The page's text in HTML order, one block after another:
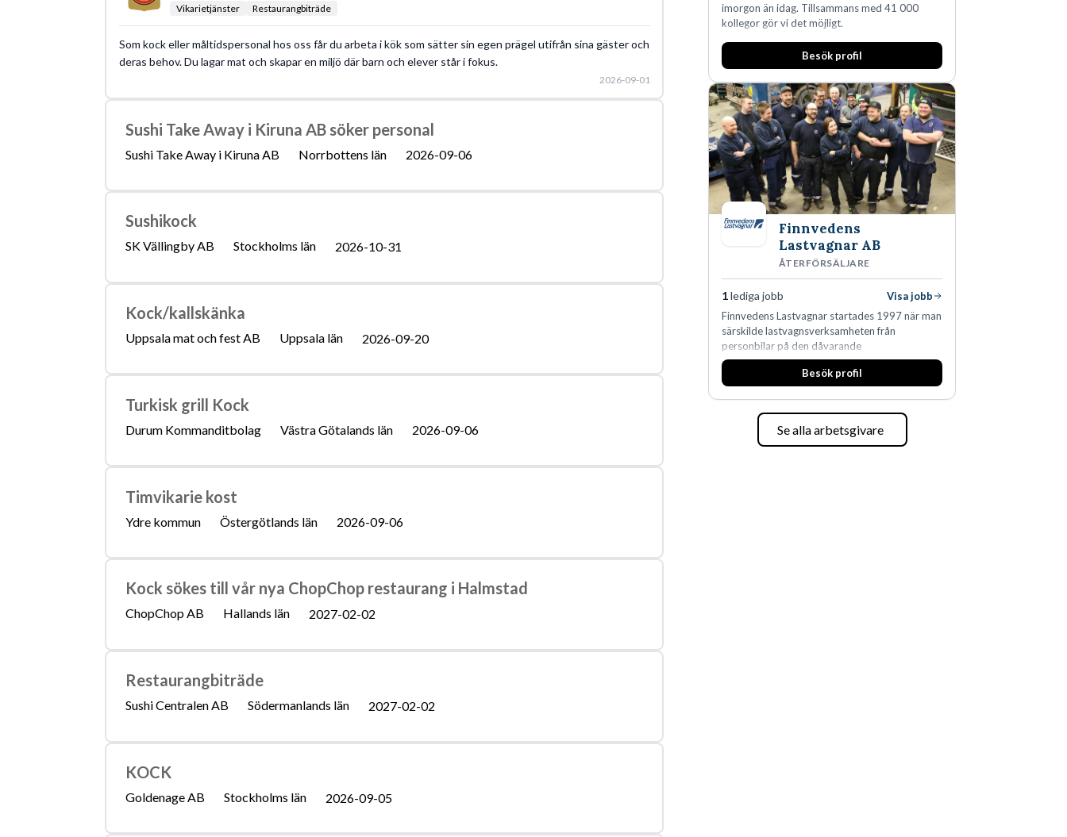
Vikarietjänster Restaurangbiträde
Som kock eller måltidspersonal hos oss får du arbeta i kök som sätter sin egen prägel utifrån sina gäster och
deras behov. Du lagar mat och skapar en miljö där barn och elever står i fokus.
2026-09-01
Sushi Take Away i Kiruna AB söker personal
Sushi Take Away i Kiruna AB Norrbottens län 2026-09-06
Sushikock
SK Vällingby AB Stockholms län 2026-10-31
Kock/kallskänka
Uppsala mat och fest AB Uppsala län 2026-09-20
Turkisk grill Kock
Durum Kommanditbolag Västra Götalands län 2026-09-06
Timvikarie kost
Ydre kommun Östergötlands län 2026-09-06
Kock sökes till vår nya ChopChop restaurang i Halmstad
ChopChop AB Hallands län 2027-02-02
Restaurangbiträde
Sushi Centralen AB Södermanlands län 2027-02-02
KOCK
Goldenage AB Stockholms län 2026-09-05
imorgon än idag. Tillsammans med 41 000
kollegor gör vi det möjligt.
Besök profil
Finnvedens
Lastvagnar AB
ÅTERFÖRSÄLJARE
1lediga jobb
Visa jobb
Finnvedens Lastvagnar startades 1997 när man
särskilde lastvagnsverksamheten från
personbilar på den dåvarande
huvudanläggningen i Värnamo. Sedan dess har
man expanderat kraftigt genom ett antal
Lastvagnar och finns representerade på 20
orter i södra Sverige.
Besök profil
Se alla arbetsgivare